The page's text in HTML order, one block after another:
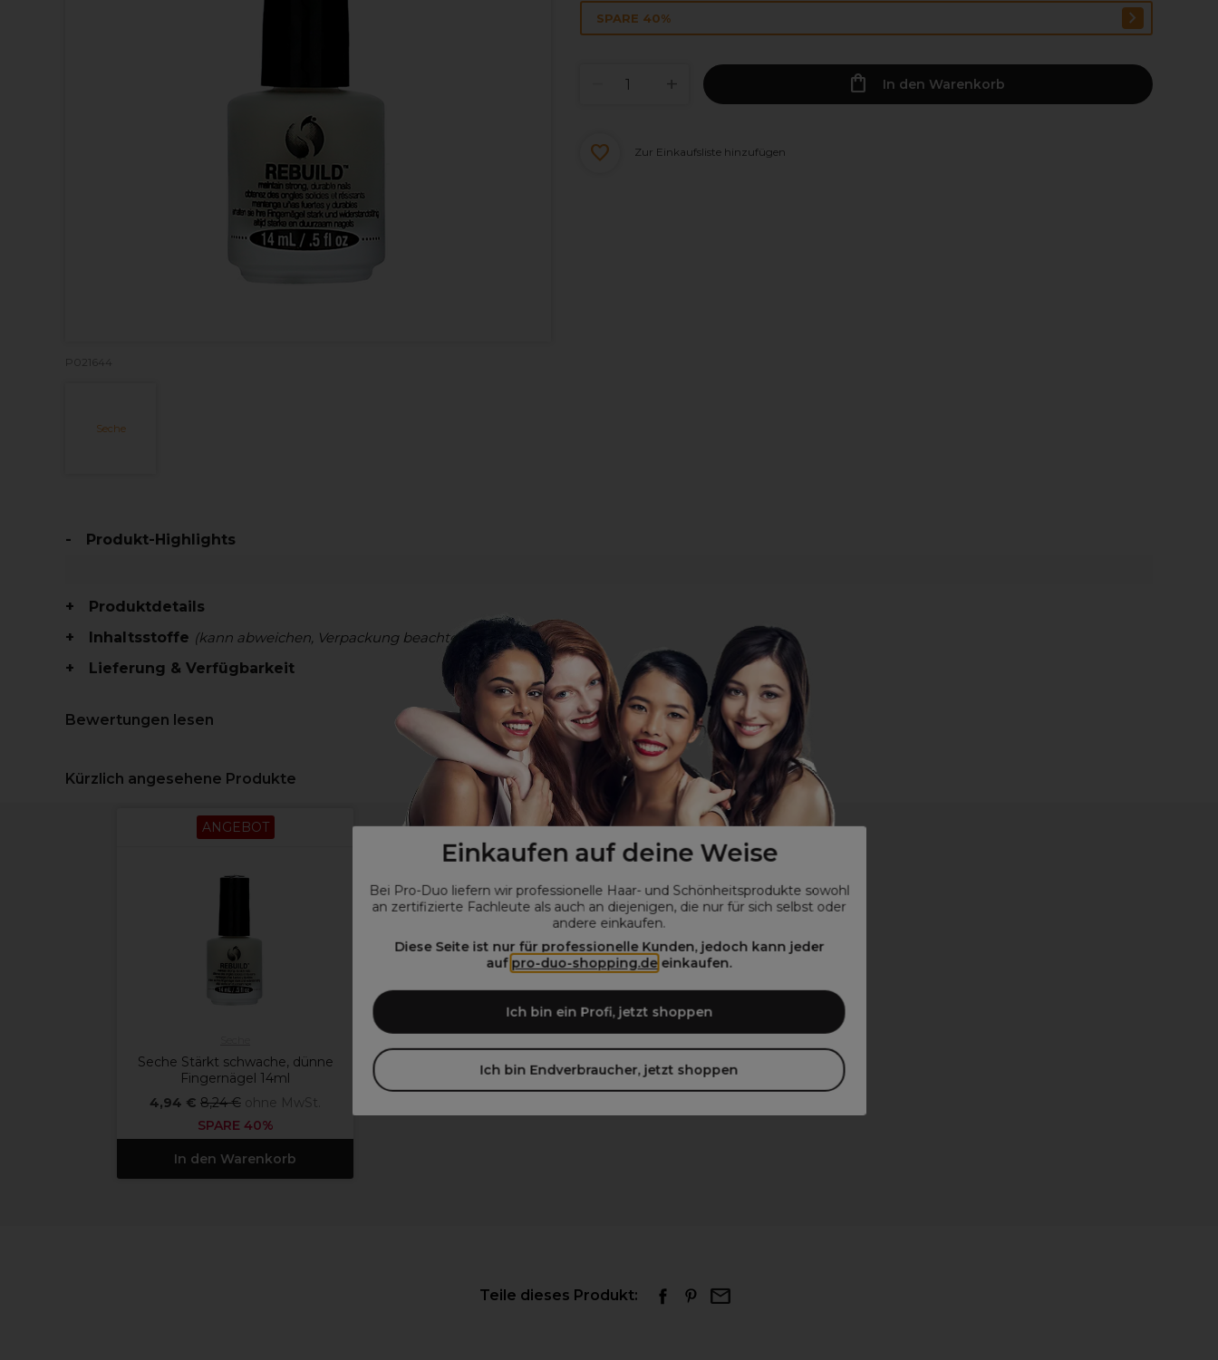
Einkaufen auf deine Weise
Bei Pro-Duo liefern wir professionelle Haar- und Schönheitsprodukte sowohl
an zertifizierte Fachleute als auch an diejenigen, die nur für sich selbst oder
andere einkaufen.
Diese Seite ist nur für professionelle Kunden, jedoch kann jeder
auf pro-duo-shopping.deeinkaufen.
Ich bin ein Profi, jetzt shoppen
Ich bin Endverbraucher, jetzt shoppen
P021644
Seche
SPARE 40%
In den Warenkorb
Zur Einkaufsliste hinzufügen
Produkt-Highlights
Produktdetails
Inhaltsstoffe (kann abweichen, Verpackung beachten)
Lieferung & Verfügbarkeit
Bewertungen lesen
Kürzlich angesehene Produkte
ANGEBOT
Seche Stärkt schwache, dünne
Fingernägel 14ml
4,94 € 8,24 € ohne MwSt.
SPARE 40%
In den Warenkorb
Teile dieses Produkt: